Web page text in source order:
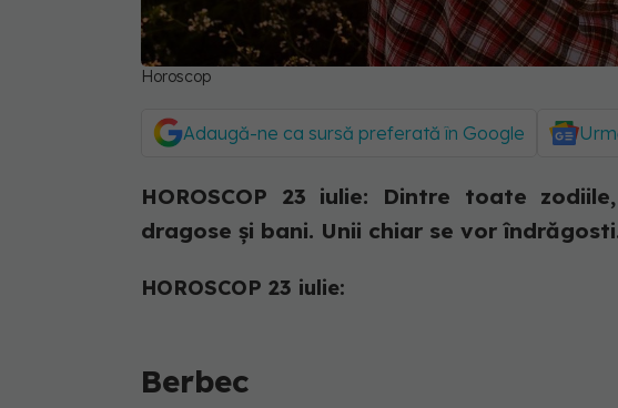
Horoscop
Adaugă-ne ca sursă preferată în Google
HOROSCOP 23 iulie: Dintre toate
dragose și bani. Unii chiar se vor
HOROSCOP 23 iulie:
Berbec